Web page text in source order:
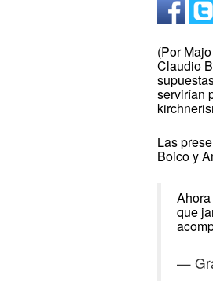
(Por
Claudio
servirían
Las
Boico y
que
—